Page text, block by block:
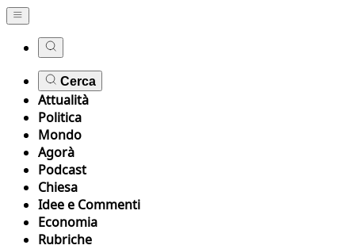
Cerca
Attualità
Politica
Mondo
Agorà
Podcast
Chiesa
Idee e Commenti
Economia
Rubriche